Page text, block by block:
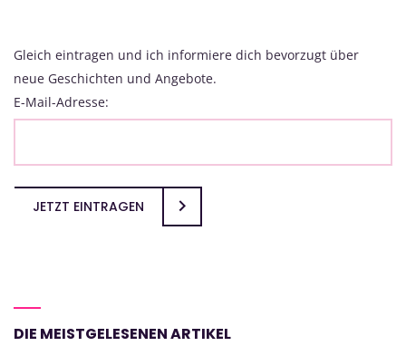
Gleich eintragen und ich informiere dich bevorzugt über
neue Geschichten und Angebote.
E-Mail-Adresse:
JETZT EINTRAGEN
DIE MEISTGELESENEN ARTIKEL